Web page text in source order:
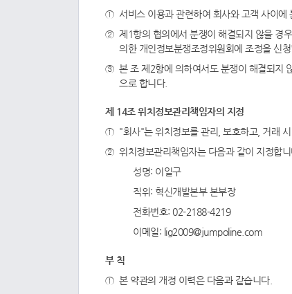
서비스 이용과 관련하여 회사와 고객 사이
제1항의 협의에서 분쟁이 해결되지 않을 경
의한 개인정보분쟁조정위원회에 조정을 신
본 조 제2항에 의하여서도 분쟁이 해결되지
으로 합니다.
제 14조 위치정보관리책임자의 지정
"회사"는 위치정보를 관리, 보호하고, 거래
위치정보관리책임자는 다음과 같이 지정합니
성명: 이일구
직위: 혁신개발본부 본부장
전화번호: 02-2188-4219
이메일: lig2009@jumpoline.com
부 칙
본 약관의 개정 이력은 다음과 같습니다.